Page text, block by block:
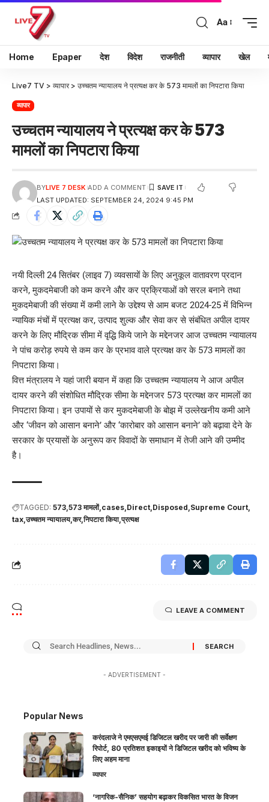
Aa
Home Epaper देश विदेश राजनीती व्यापार खेल
Live7 TV > व्यापार> उच्चतम न्यायालय ने प्रत्यक्ष कर के 573 मामलों का निपटारा किया
व्यापार
उच्चतम न्यायालय ने प्रत्यक्ष कर के 573
मामलों का निपटारा किया
LAST UPDATED: SEPTEMBER 24, 2024 9:45 PM
BYLIVE 7 DESK ADD A COMMENT
नयी दिल्ली 24 सितंबर (लाइव 7) व्यवसायों के लिए अनुकूल वातावरण प्रदान
करने, मुकदमेबाजी को कम करने और कर प्रक्रियाओं को सरल बनाने तथा
मुकदमेबाजी की संख्या में कमी लाने के उद्देश्य से आम बजट 2024-25 में विभिन्न
न्यायिक मंचों में प्रत्यक्ष कर, उत्पाद शुल्क और सेवा कर से संबंधित अपील दायर
करने के लिए मौद्रिक सीमा में वृद्धि किये जाने के मद्देनजर आज उच्चतम न्यायालय
ने पांच करोड़ रुपये से कम कर के प्रभाव वाले प्रत्यक्ष कर के 573 मामलों का
निपटारा किया।
वित्त मंत्रालय ने यहां जारी बयान में कहा कि उच्चतम न्यायालय ने आज अपील
दायर करने की संशोधित मौद्रिक सीमा के मद्देनजर 573 प्रत्यक्ष कर मामलों का
निपटारा किया। इन उपायों से कर मुकदमेबाजी के बोझ में उल्लेखनीय कमी आने
और ‘जीवन को आसान बनाने’ और ‘कारोबार को आसान बनाने’ को बढ़ावा देने के
सरकार के प्रयासों के अनुरूप कर विवादों के समाधान में तेजी आने की उम्मीद
है।
TAGGED: 573 573 मामलों cases Direct Disposed Supreme Court
tax उच्चतम न्यायालय कर निपटारा किया प्रत्यक्ष
LEAVE A COMMENT
- ADVERTISEMENT -
Popular News
करंदलाजे ने एमएसएमई डिजिटल खरीद पर जारी की सर्वेक्षण
रिपोर्ट, 80 प्रतिशत इकाइयों ने डिजिटल खरीद को भविष्य के
लिए अहम माना
व्यापार
‘नागरिक-सैनिक’ सहयोग बढ़ाकर विकसित भारत के विजन